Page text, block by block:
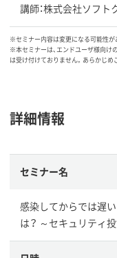
講師：株式会社ソフト
※セミナー内容は変更になる可能性が
※本セミナーは、エンドユーザ様向け
は受け付けておりません。あらかじめ
詳細情報
セミナー名
感染してからでは遅
は？ ～セキュリティ